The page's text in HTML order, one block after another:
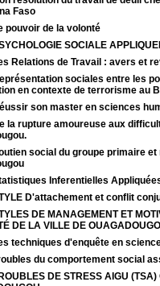
Faso
pouvoir de la volonté
SOCIALE
Relations de Travail : avers et
sociales entre les
en contexte de terrorisme au
son master en sciences
la rupture amoureuse aux
social du groupe primaire
Inferentielles
D'attachement et conflit
DE MANAGEMENT ET
DE LA VILLE DE
techniques d'enquête en
du comportement social
DE STRESS AIGU